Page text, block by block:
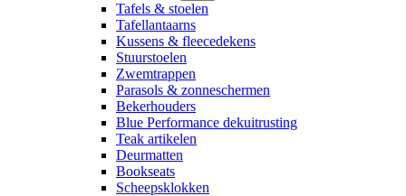
Tafels & stoelen
Tafellantaarns
Kussens & fleecedekens
Stuurstoelen
Zwemtrappen
Parasols & zonneschermen
Bekerhouders
Blue Performance dekuitrusting
Teak artikelen
Deurmatten
Bookseats
Scheepsklokken